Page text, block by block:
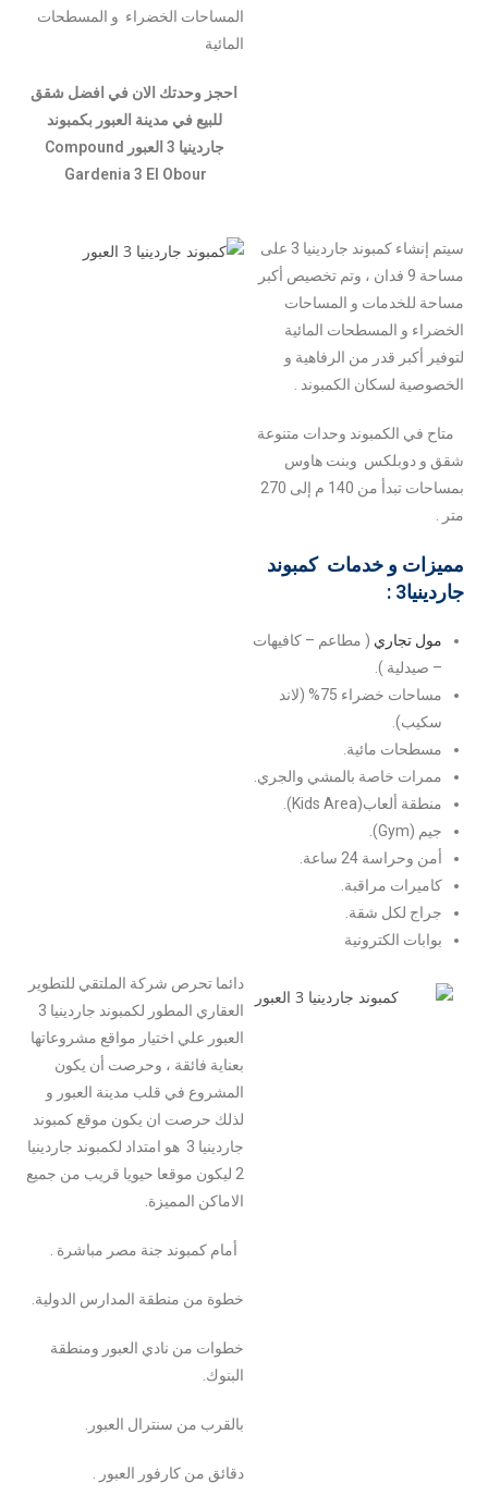
المساحات الخضراء و المسطحات
المائية
احجز وحدتك الان في افضل شقق
للبيع في مدينة العبور بكمبوند
جاردينيا 3 العبور Compound
Gardenia 3 El Obour
سيتم إنشاء كمبوند جاردينيا 3 على
مساحة 9 فدان ، وتم تخصيص أكبر
مساحة للخدمات و المساحات
الخضراء و المسطحات المائية
لتوفير أكبر قدر من الرفاهية و
الخصوصية لسكان الكمبوند .
متاح في الكمبوند وحدات متنوعة
شقق و دوبلكس وبنت هاوس
بمساحات تبدأ من 140 م إلى 270
متر .
مميزات و خدمات كمبوند
جاردينيا3 :
مول تجاري ( مطاعم – كافيهات
– صيدلية ).
مساحات خضراء 75% (لاند
سكيب).
مسطحات مائية.
ممرات خاصة بالمشي والجري.
منطقة ألعاب(Kids Area).
جيم (Gym).
أمن وحراسة 24 ساعة.
كاميرات مراقبة.
جراج لكل شقة.
بوابات الكترونية
دائما تحرص شركة الملتقي للتطوير
العقاري المطور لكمبوند جاردينيا 3
العبور علي اختيار مواقع مشروعاتها
بعناية فائقة ، وحرصت أن يكون
المشروع في قلب مدينة العبور و
لذلك حرصت ان يكون موقع كمبوند
جاردينيا 3 هو امتداد لكمبوند جاردينيا
2 ليكون موقعا حيويا قريب من جميع
الاماكن المميزة.
أمام كمبوند جنة مصر مباشرة .
خطوة من منطقة المدارس الدولية.
خطوات من نادي العبور ومنطقة
البنوك.
بالقرب من سنترال العبور.
دقائق من كارفور العبور .